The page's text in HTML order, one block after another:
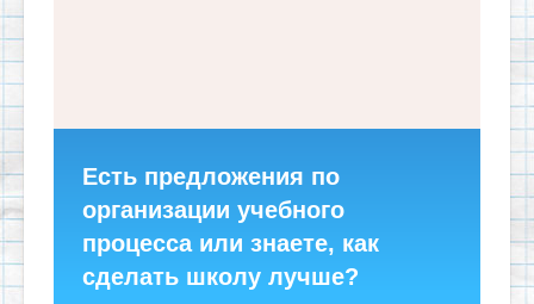
Есть предложения по
организации учебного
процесса или знаете, как
сделать школу лучше?